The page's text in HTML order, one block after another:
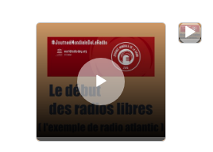
Lecteur audio
Lecteur audio